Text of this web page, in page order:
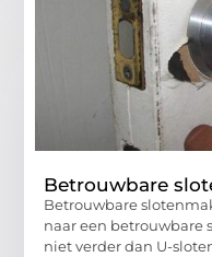
Betrouwbare
Betrouwbare
naar een betrouwbare
niet verder dan U-